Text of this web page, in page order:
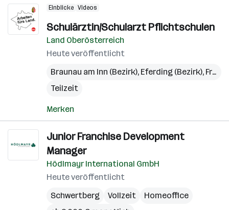
Einblicke Videos
Schulärztin/Schularzt Pflichtschulen
Land Oberösterreich
Heute veröffentlicht
Braunau am Inn (Bezirk), Eferding (Bezirk), Freistadt (Bezirk)
Teilzeit
Merken
Junior Franchise Development
Manager
Hödlmayr International GmbH
Heute veröffentlicht
Schwertberg
Vollzeit
Homeoffice